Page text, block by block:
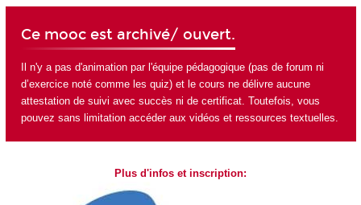
Ce mooc est archivé/ ouvert.
Il n'y a pas d'animation par l'équipe pédagogique (pas de forum ni
d’exercice noté comme les quiz) et le cours ne délivre aucune
attestation de suivi avec succès ni de certificat. Toutefois, vous
pouvez sans limitation accéder aux vidéos et ressources textuelles.
Plus d'infos et inscription: